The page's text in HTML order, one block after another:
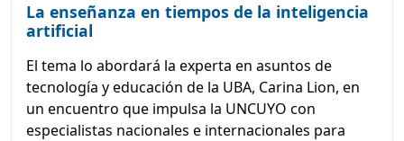
La enseñanza en tiempos de la inteligencia
artificial
El tema lo abordará la experta en asuntos de
tecnología y educación de la UBA, Carina Lion, en
un encuentro que impulsa la UNCUYO con
especialistas nacionales e internacionales para